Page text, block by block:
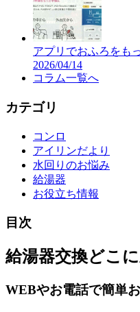
アプリでおふろをも
2026/04/14
コラム一覧へ
カテゴリ
コンロ
アイリンだより
水回りのお悩み
給湯器
お役立ち情報
目次
給湯器交換どこ
WEBやお電話で簡単